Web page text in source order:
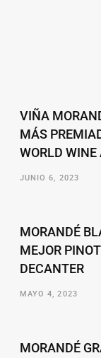
VIÑA
MÁS
WORLD WINE
JUNIO 6, 2023
MORANDÉ
MEJOR
DECANTER
MAYO 4, 2023
MORANDÉ